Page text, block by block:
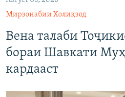
Мирзонабии Холиқзод
Вена талаби
бораи Шавкати
кардааст